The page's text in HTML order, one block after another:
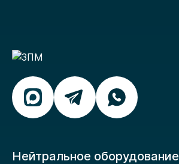
Нейтральное оборудование